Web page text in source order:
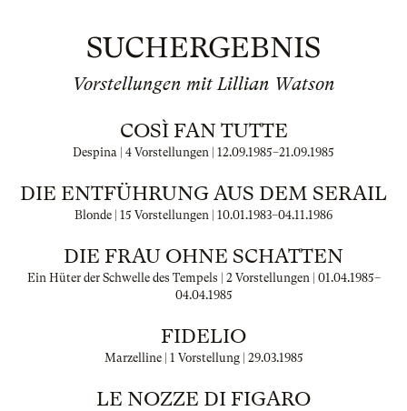
SUCHERGEBNIS
Vorstellungen mit Lillian Watson
COSÌ FAN TUTTE
Despina | 4 Vorstellungen | 12.09.1985–21.09.1985
DIE ENTFÜHRUNG AUS DEM SERAIL
Blonde | 15 Vorstellungen | 10.01.1983–04.11.1986
DIE FRAU OHNE SCHATTEN
Ein Hüter der Schwelle des Tempels | 2 Vorstellungen | 01.04.1985–
04.04.1985
FIDELIO
Marzelline | 1 Vorstellung | 29.03.1985
LE NOZZE DI FIGARO